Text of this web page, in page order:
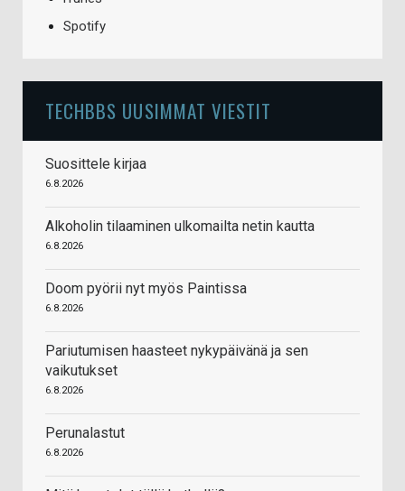
Spotify
TECHBBS UUSIMMAT VIESTIT
Suosittele kirjaa
6.8.2026
Alkoholin tilaaminen ulkomailta netin kautta
6.8.2026
Doom pyörii nyt myös Paintissa
6.8.2026
Pariutumisen haasteet nykypäivänä ja sen
vaikutukset
6.8.2026
Perunalastut
6.8.2026